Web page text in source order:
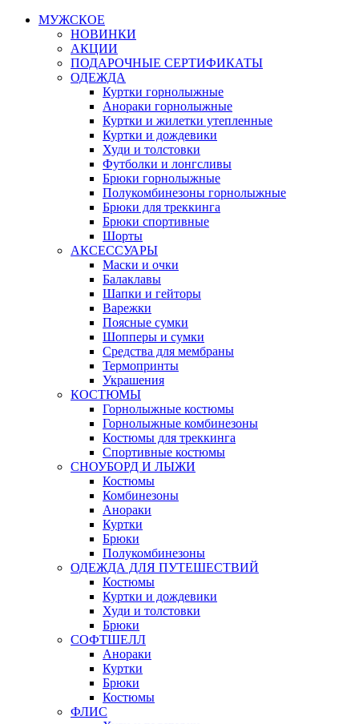
МУЖСКОЕ
НОВИНКИ
АКЦИИ
ПОДАРОЧНЫЕ СЕРТИФИКАТЫ
ОДЕЖДА
Куртки горнолыжные
Анораки горнолыжные
Куртки и жилетки утепленные
Куртки и дождевики
Худи и толстовки
Футболки и лонгсливы
Брюки горнолыжные
Полукомбинезоны горнолыжные
Брюки для треккинга
Брюки спортивные
Шорты
АКСЕССУАРЫ
Маски и очки
Балаклавы
Шапки и гейторы
Варежки
Поясные сумки
Шопперы и сумки
Средства для мембраны
Термопринты
Украшения
КОСТЮМЫ
Горнолыжные костюмы
Горнолыжные комбинезоны
Костюмы для треккинга
Спортивные костюмы
СНОУБОРД И ЛЫЖИ
Костюмы
Комбинезоны
Анораки
Куртки
Брюки
Полукомбинезоны
ОДЕЖДА ДЛЯ ПУТЕШЕСТВИЙ
Костюмы
Куртки и дождевики
Худи и толстовки
Брюки
СОФТШЕЛЛ
Анораки
Куртки
Брюки
Костюмы
ФЛИС